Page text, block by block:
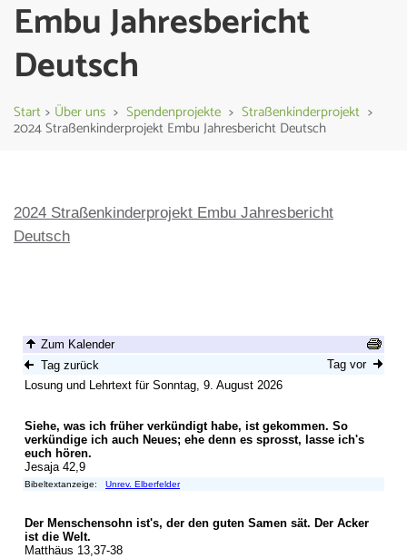
Embu Jahresbericht
Deutsch
Start > Über uns > Spendenprojekte > Straßenkinderprojekt >
2024 Straßenkinderprojekt Embu Jahresbericht Deutsch
2024 Straßenkinderprojekt Embu Jahresbericht
Deutsch